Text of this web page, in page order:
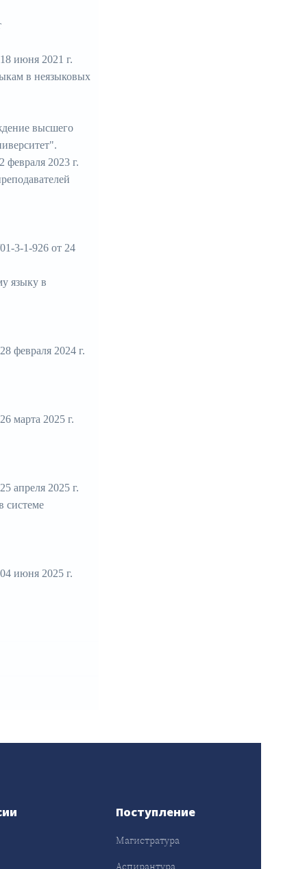
июня 2021 г.
в неязыковых
высшего
2023 г.
3-1-926 от 24
языку в
февраля 2024 г.
марта 2025 г.
апреля 2025 г.
системе
июня 2025 г.
Поступление
Магистратура
Аспирантура